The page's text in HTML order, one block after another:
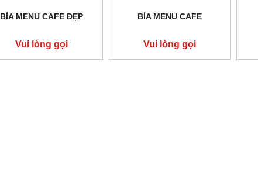
BÌA MENU CAFE ĐẸP
Vui lòng gọi
BÌA MENU CAFE
Vui lòng gọi